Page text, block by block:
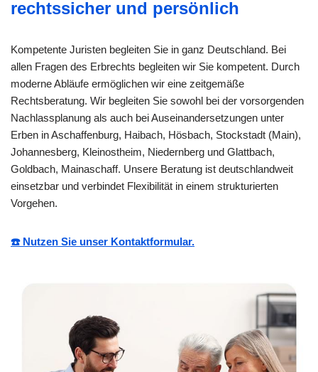
rechtssicher und persönlich
Kompetente Juristen begleiten Sie in ganz Deutschland. Bei
allen Fragen des Erbrechts begleiten wir Sie kompetent. Durch
moderne Abläufe ermöglichen wir eine zeitgemäße
Rechtsberatung. Wir begleiten Sie sowohl bei der vorsorgenden
Nachlassplanung als auch bei Auseinandersetzungen unter
Erben in Aschaffenburg, Haibach, Hösbach, Stockstadt (Main),
Johannesberg, Kleinostheim, Niedernberg und Glattbach,
Goldbach, Mainaschaff. Unsere Beratung ist deutschlandweit
einsetzbar und verbindet Flexibilität in einem strukturierten
Vorgehen.
☎️ Nutzen Sie unser Kontaktformular.